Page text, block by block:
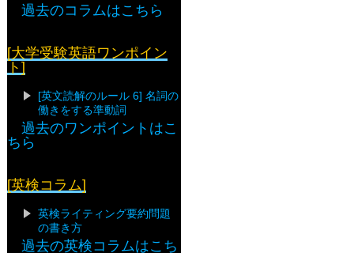
過去のコラムはこちら
[大学受験英語ワンポイン
ト]
[英文読解のルール 6] 名詞の
働きをする準動詞
過去のワンポイントはこ
ちら
[英検コラム]
英検ライティング要約問題
の書き方
過去の英検コラムはこち